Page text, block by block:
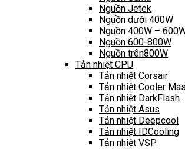
Nguồn Jetek
Nguồn dưới 400W
Nguồn 400W –
Nguồn 600-800W
Nguồn trên800W
Tản nhiệt CPU
Tản nhiệt Corsair
Tản nhiệt Cooler
Tản nhiệt DarkFlash
Tản nhiệt Asus
Tản nhiệt Deepcool
Tản nhiệt IDCooling
Tản nhiệt VSP